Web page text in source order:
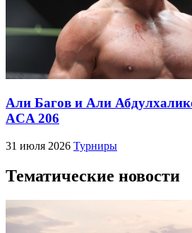
Али Багов и Али
ACA 206
31 июля 2026 Турниры
Тематические новости